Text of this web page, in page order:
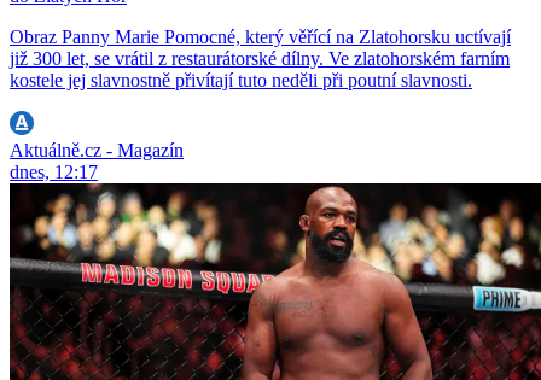
Obraz Panny Marie Pomocné, který věřící na Zlatohorsku uctívají
již 300 let, se vrátil z restaurátorské dílny. Ve zlatohorském farním
kostele jej slavnostně přivítají tuto neděli při poutní slavnosti.
Aktuálně.cz - Magazín
dnes, 12:17